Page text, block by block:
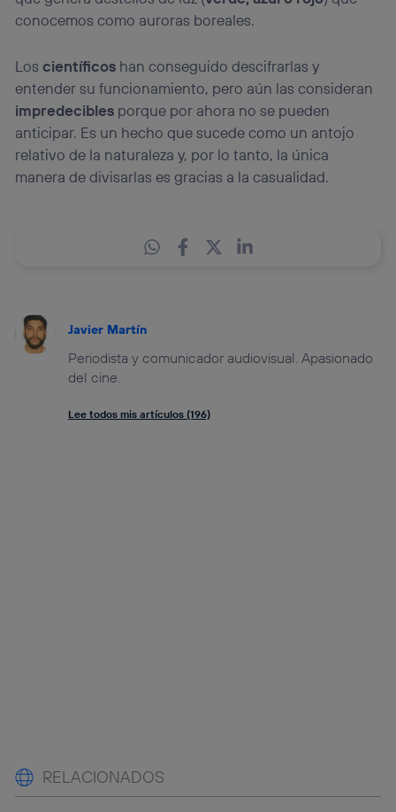
conocemos como auroras boreales.
Loscientíficos han conseguido descifrarlas y
entender su funcionamiento, pero aún las consideran
impredecibles porque por ahora no se pueden
anticipar. Es un hecho que sucede como un antojo
relativo de la naturaleza y, por lo tanto, la única
manera de divisarlas es gracias a la casualidad.
Javier Martín
Periodista y comunicador audiovisual. Apasionado
del cine.
Lee todos mis artículos (196)
RELACIONADOS